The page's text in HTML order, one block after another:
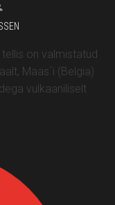
on valmistatud
Maas´i (Belgia)
vulkaaniliselt